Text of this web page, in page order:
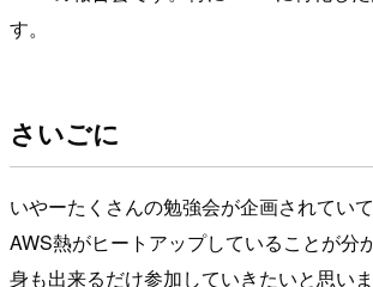
す。
さいごに
いやーたくさんの勉強会が企画されてい
AWS熱がヒートアップしていることが分
身も出来るだけ参加していきたいと思いま